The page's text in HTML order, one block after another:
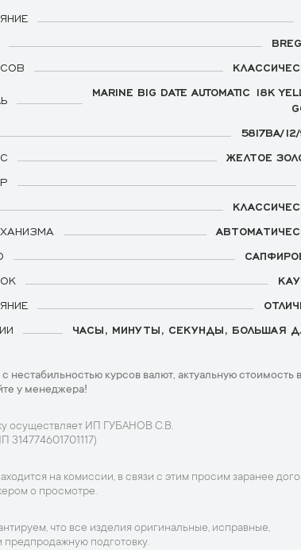
MARINE BIG DATE AUTOMATIC 18K
5817BA/
ЖЕЛТОЕ
ЧАСЫ, МИНУТЫ, СЕКУНДЫ, БОЛЬШАЯ
с нестабильностью курсов валют, актуальную стоимость
у менеджера!
осуществляет ИП ГУБАНОВ С.В.
314774601701117)
на комиссии, в связи с этим просим заранее
о просмотре.
что все изделия оригинальные, исправные,
подготовку.